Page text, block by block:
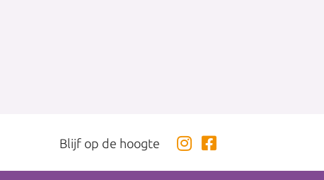
Blijf op de hoogte